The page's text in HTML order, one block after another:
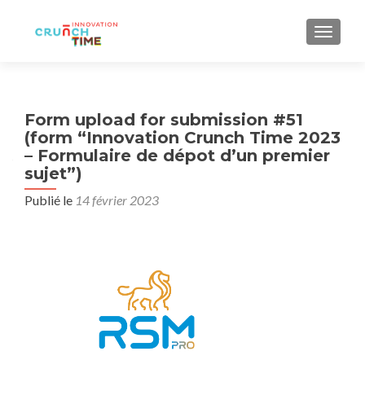
Form upload for submission #51
(form “Innovation Crunch Time 2023
– Formulaire de dépot d’un premier
sujet”)
Publié le 14 février 2023